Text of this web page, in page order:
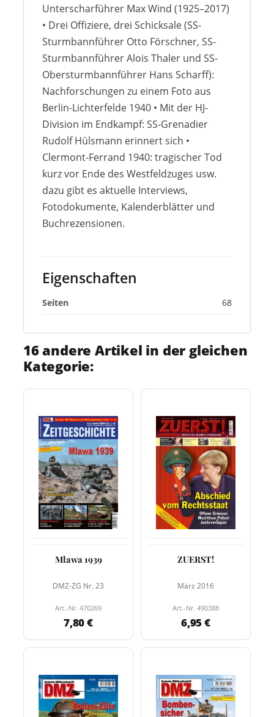
Unterscharführer Max Wind (1925–2017)
• Drei Offiziere, drei Schicksale (SS-
Sturmbannführer Otto Förschner, SS-
Sturmbannführer Alois Thaler und SS-
Obersturmbannführer Hans Scharff):
Nachforschungen zu einem Foto aus
Berlin-Lichterfelde 1940 • Mit der HJ-
Division im Endkampf: SS-Grenadier
Rudolf Hülsmann erinnert sich •
Clermont-Ferrand 1940: tragischer Tod
kurz vor Ende des Westfeldzuges usw.
dazu gibt es aktuelle Interviews,
Fotodokumente, Kalenderblätter und
Buchrezensionen.
Eigenschaften
Seiten 68
16 andere Artikel in der gleichen
Kategorie:
Mlawa 1939
DMZ-ZG Nr. 23
Art.-Nr. 470269
7,80 €
ZUERST!
März 2016
Art.-Nr. 490388
6,95 €